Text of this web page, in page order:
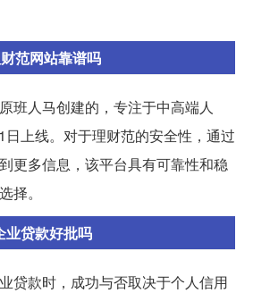
范网站靠谱吗
班人马创建的，专注于中高端人
上线。对于理财范的安全性，通过
更多信息，该平台具有可靠性和稳
择。
业贷款好批吗
贷款时，成功与否取决于个人信用